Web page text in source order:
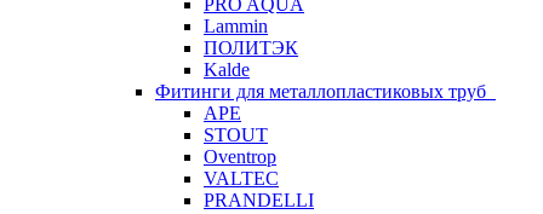
PRO AQUA
Lammin
ПОЛИТЭК
Kalde
Фитинги для металлопластиковых труб
APE
STOUT
Oventrop
VALTEC
PRANDELLI